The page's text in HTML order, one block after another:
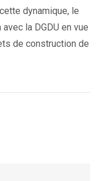
dynamique, le
la DGDU en vue
de construction de